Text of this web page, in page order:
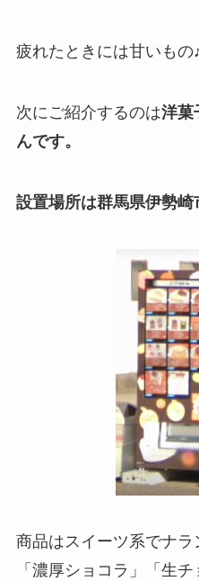
疲れたときには甘いもの
次にご紹介するのは洋菓
んです。
設置場所は群馬県伊勢崎
商品はスイーツ系でナラ
「濃厚ショコラ」「生